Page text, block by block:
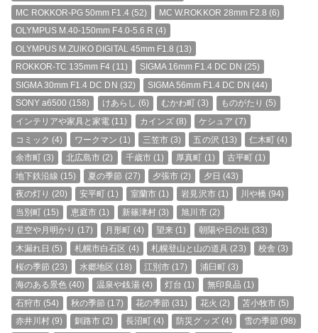
MC ROKKOR-PG 50mm F1.4(52) MC W.ROKKOR 28mm F2.8 (6)
OLYMPUS M.40-150mm F4.0-5.6 R (4)
OLYMPUS M.ZUIKO DIGITAL 45mm F1.8 (13)
ROKKOR-TC 135mm F4 (11) SIGMA 16mm F1.4 DC DN (25)
SIGMA 30mm F1.4 DC DN (32) SIGMA 56mm F1.4 DC DN (44)
SONY a6500 (158) けあらし (6) むかわ町 (3) ものがたり (5)
インテリアや家具と家電 (11) カインズ(8) ケシュア (7)
コミック (4) ワークマン (1) 三笠市 (3) 五の沢 (13) 仁木町 (4)
余市町(3) 北広島市 (2) 千歳市(1) 厚真町 (1) 古平町 (1)
地下鉄沿線 (15) 夏の季節 (27) 夕張市 (2) 夕日 (43)
夜の灯り (20) 安平町 (1) 室蘭市(1) 岩見沢市(1) 川や橋 (94)
当別町(15) 恵庭市 (1) 新篠津村(3) 旭川市(2)
星空や月明かり (17) 月形町 (4) 望来 (1) 朝陽や日の出 (33)
木漏れ日 (5) 札幌市白石区 (4) 札幌登山と山の道具 (23) 校舎 (3)
桜の季節 (23) 水郷地区 (18) 江別市 (17) 浦臼町(3)
海のある景色(40) 温泉や銭湯(4) 灯台 (1) 無印良品 (1)
石狩市(54) 秋の季節 (17) 花の季節 (31) 花火 (2) 苫小牧市 (5)
赤井川村(9) 釧路市 (2) 長沼町(4) 防災グッズ(4) 雪の季節 (98)